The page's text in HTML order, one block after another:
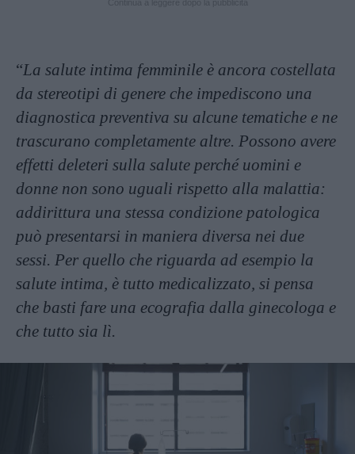
“La salute intima femminile è ancora costellata
da stereotipi di genere che impediscono una
diagnostica preventiva su alcune tematiche e ne
trascurano completamente altre. Possono avere
effetti deleteri sulla salute perché uomini e
donne non sono uguali rispetto alla malattia:
addirittura una stessa condizione patologica
può presentarsi in maniera diversa nei due
sessi. Per quello che riguarda ad esempio la
salute intima, è tutto medicalizzato, si pensa
che basti fare una ecografia dalla ginecologa e
che tutto sia lì.